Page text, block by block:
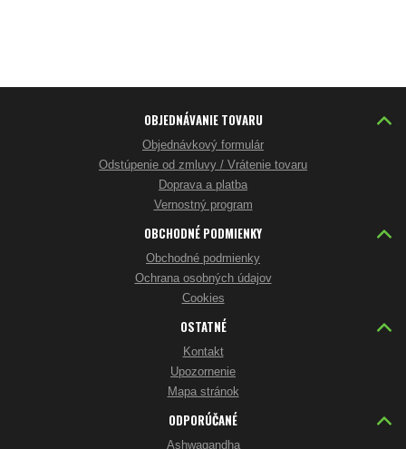
OBJEDNÁVANIE TOVARU
Objednávkový formulár
Odstúpenie od zmluvy / Vrátenie tovaru
Doprava a platba
Vernostný program
OBCHODNÉ PODMIENKY
Obchodné podmienky
Ochrana osobných údajov
Cookies
OSTATNÉ
Kontakt
Upozornenie
Mapa stránok
ODPORÚČANÉ
Ashwagandha